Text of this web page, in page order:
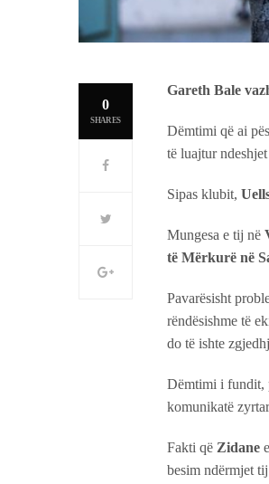
0
SHARES
Gareth Bale
Dëmtimi që ai
të luajtur
Sipas klubit,
Mungesa e tij në
të Mërkurë në
Pavarësisht
rëndësishme të
do të ishte
Dëmtimi i fundit,
komunikatë
Fakti që Zidane
besim ndërmjet